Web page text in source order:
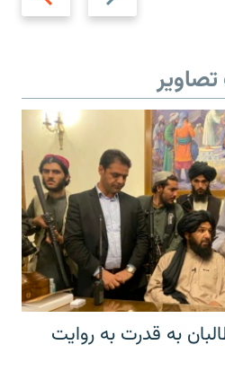
به قدرت به روایت